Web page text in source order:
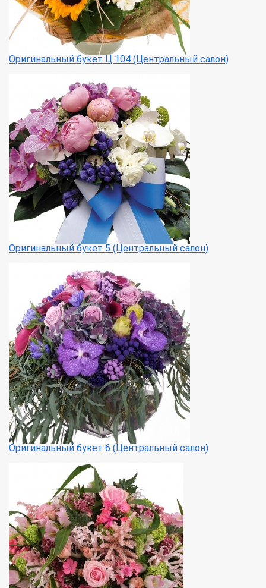
Оригинальный букет Ц 104 (Центральный салон)
Оригинальный букет 5 (Центральный салон)
Оригинальный букет 6 (Центральный салон)